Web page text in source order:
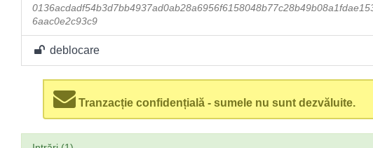
6aac0e2c93c9
deblocare
Tranzacție confidențială - sumele nu sunt dezvăluite.